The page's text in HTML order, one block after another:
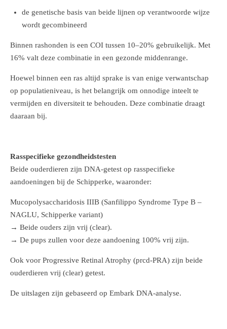
de genetische basis van beide lijnen op verantwoorde wijze
wordt gecombineerd
Binnen rashonden is een COI tussen 10–20% gebruikelijk. Met
16% valt deze combinatie in een gezonde middenrange.
Hoewel binnen een ras altijd sprake is van enige verwantschap
op populatieniveau, is het belangrijk om onnodige inteelt te
vermijden en diversiteit te behouden. Deze combinatie draagt
daaraan bij.
Rasspecifieke gezondheidstesten
Beide ouderdieren zijn DNA-getest op rasspecifieke
aandoeningen bij de Schipperke, waaronder:
Mucopolysaccharidosis IIIB (Sanfilippo Syndrome Type B –
NAGLU, Schipperke variant)
→ Beide ouders zijn vrij (clear).
→ De pups zullen voor deze aandoening 100% vrij zijn.
Ook voor Progressive Retinal Atrophy (prcd-PRA) zijn beide
ouderdieren vrij (clear) getest.
De uitslagen zijn gebaseerd op Embark DNA-analyse.